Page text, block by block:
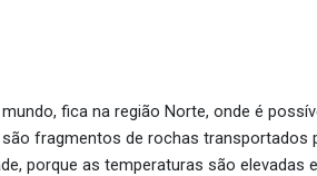
fica na região Norte, onde é
fragmentos de rochas transportados
porque as temperaturas são elevadas